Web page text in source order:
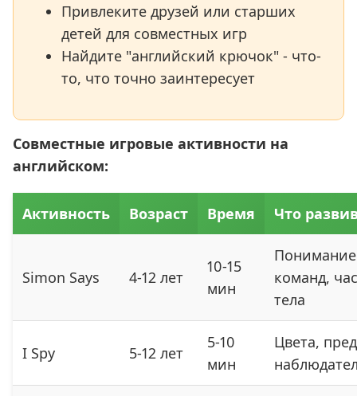
Привлеките друзей или старших
детей для совместных игр
Найдите "английский крючок" - что-
то, что точно заинтересует
Совместные игровые активности на
английском:
Активность Возраст Время Что
Simon Says 4-12 лет
10-15
мин
Понимание
команд,
тела
I Spy 5-12 лет
5-10
мин
Цвета,